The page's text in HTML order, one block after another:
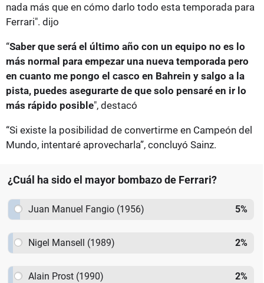
nada más que en cómo darlo todo esta temporada para
Ferrari". dijo
“Saber que será el último año con un equipo no es lo
más normal para empezar una nueva temporada pero
en cuanto me pongo el casco en Bahrein y salgo a la
pista, puedes asegurarte de que solo pensaré en ir lo
más rápido posible", destacó
“Si existe la posibilidad de convertirme en Campeón del
Mundo, intentaré aprovecharla”, concluyó Sainz.
¿Cuál ha sido el mayor bombazo de Ferrari?
Juan Manuel Fangio (1956) 5%
Nigel Mansell (1989) 2%
Alain Prost (1990) 2%